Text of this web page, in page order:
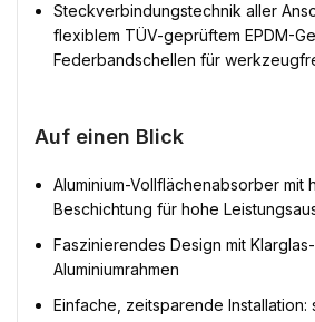
Steckverbindungstechnik aller
flexiblem TÜV-geprüftem EPDM-
Federbandschellen für
Auf einen Blick
Aluminium-Vollflächenabsorber mit
Beschichtung für hohe
Faszinierendes Design mit
Aluminiumrahmen
Einfache, zeitsparende Installation: